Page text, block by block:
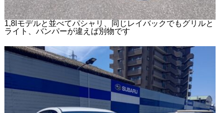
1,8lモデルと並べてパシャリ、同じレイバックでもグリルと
ライト、バンパーが違えば別物です